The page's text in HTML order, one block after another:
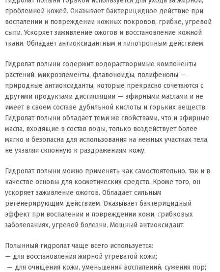
проблемной кожей. Оказывает бактерицидное действие при
воспалении и повреждении кожных покровов, грибке, угревой
сыпи. Ускоряет заживление ожогов и восстановление кожной
ткани. Обладает антиоксидантным и липотропным действием.
Гидролат полыни содержит водорастворимые компоненты
растений: микроэлементы, флавоноиды, полифенолы —
природные антиоксиданты, которые прекрасно сочетаются с
другими продуктами дистилляции — эфирными маслами и не
имеет в своем составе дубильной кислоты и горьких веществ.
Гидролат полыни обладает теми же свойствами, что и эфирные
масла, входящие в состав воды, только воздействует более
мягко и безопасна для использования на нежных участках тела,
не уязвляя склонную к раздражениям кожу.
Гидролат полыни можно применять как самостоятельно, так и в
качестве основы для косметических средств. Кроме того, он
ускоряет заживление ожогов. Обладает сильным
регенерирующим действием. Оказывает бактерицидный
эффект при воспалении и повреждении кожи, грибковых
заболеваниях, угревой болезни. Мощный антиоксидант.
Полынный гидролат чаще всего используется:
— для восстановления жирной угреватой кожи;
​ — для очищения кожи, уменьшения воспалений, сужения пор;